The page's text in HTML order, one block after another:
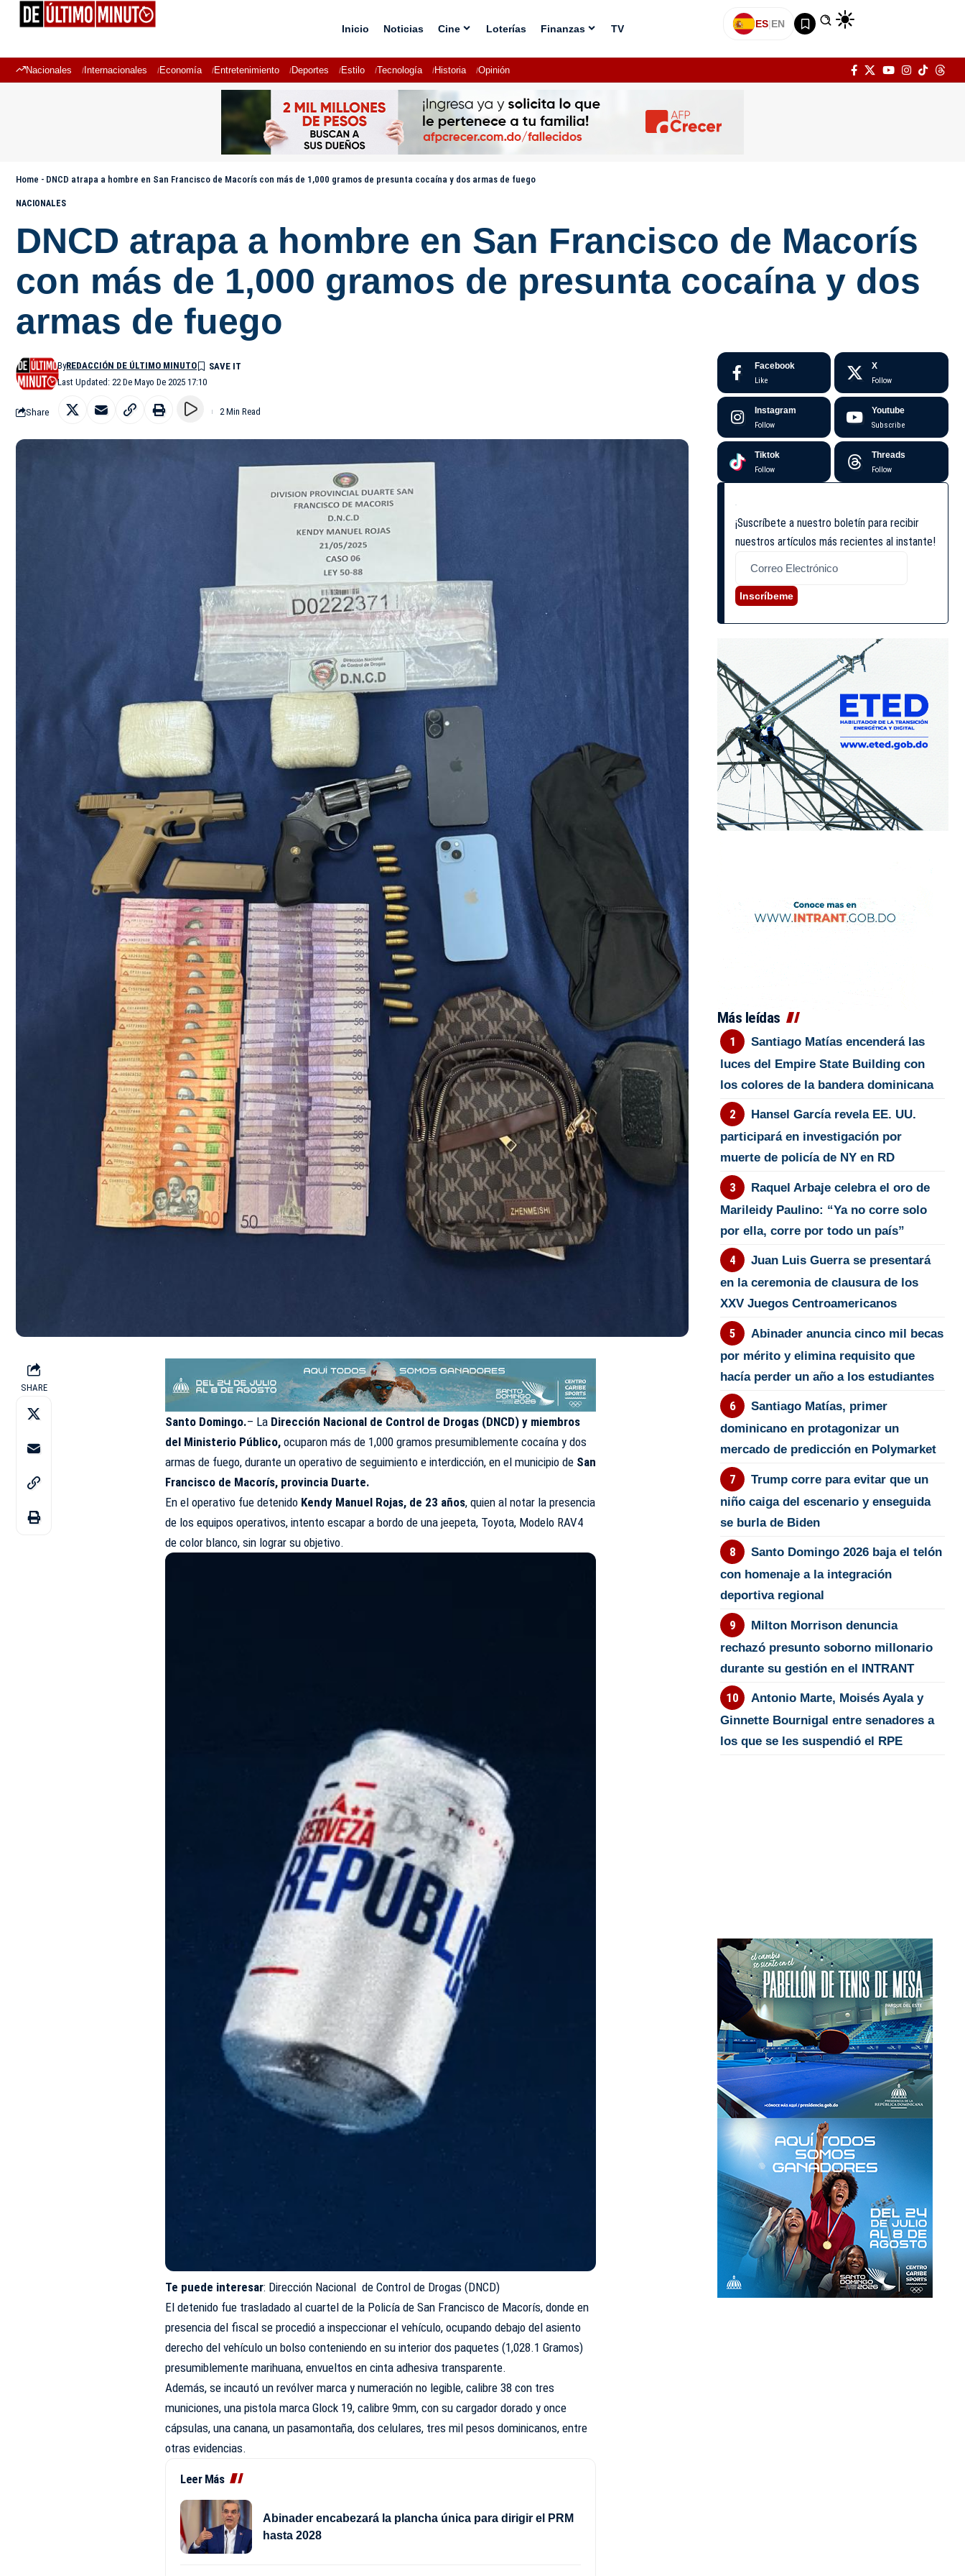
Inicio Noticias Cine Loterías Finanzas TV ES|EN
Nacionales Internacionales Economía Entretenimiento Deportes Estilo Tecnología Historia Opinión
Home - DNCD atrapa a hombre en San Francisco de Macorís con más de 1,000 gramos de presunta cocaína y dos armas de fuego
NACIONALES
DNCD atrapa a hombre en San Francisco de Macorís
con más de 1,000 gramos de presunta cocaína y dos
armas de fuego
Last Updated: 22 De Mayo De 2025 17:10
ByREDACCIÓN DE ÚLTIMO MINUTO
Share 2 Min Read
SHARE
Santo Domingo.– La Dirección Nacional de Control de Drogas (DNCD) y miembros
del Ministerio Público, ocuparon más de 1,000 gramos presumiblemente cocaína y dos
armas de fuego, durante un operativo de seguimiento e interdicción, en el municipio de San
Francisco de Macorís, provincia Duarte.
En el operativo fue detenido Kendy Manuel Rojas, de 23 años, quien al notar la presencia
de los equipos operativos, intento escapar a bordo de una jeepeta, Toyota, Modelo RAV4
de color blanco, sin lograr su objetivo.
Te puede interesar: Dirección Nacional de Control de Drogas (DNCD)
El detenido fue trasladado al cuartel de la Policía de San Francisco de Macorís, donde en
presencia del fiscal se procedió a inspeccionar el vehículo, ocupando debajo del asiento
derecho del vehículo un bolso conteniendo en su interior dos paquetes (1,028.1 Gramos)
presumiblemente marihuana, envueltos en cinta adhesiva transparente.
Además, se incautó un revólver marca y numeración no legible, calibre 38 con tres
municiones, una pistola marca Glock 19, calibre 9mm, con su cargador dorado y once
cápsulas, una canana, un pasamontaña, dos celulares, tres mil pesos dominicanos, entre
otras evidencias.
Leer Más
Abinader encabezará la plancha única para dirigir el PRM
hasta 2028
Facebook
Like
X
Follow
Instagram
Follow
Youtube
Subscribe
Tiktok
Follow
Threads
Follow
¡Suscríbete a nuestro boletín para recibir
nuestros artículos más recientes al instante!
Inscríbeme
Más leídas
Santiago Matías encenderá las
luces del Empire State Building con
los colores de la bandera dominicana
Hansel García revela EE. UU.
participará en investigación por
muerte de policía de NY en RD
Raquel Arbaje celebra el oro de
Marileidy Paulino: “Ya no corre solo
por ella, corre por todo un país”
Juan Luis Guerra se presentará
en la ceremonia de clausura de los
XXV Juegos Centroamericanos
Abinader anuncia cinco mil becas
por mérito y elimina requisito que
hacía perder un año a los estudiantes
Santiago Matías, primer
dominicano en protagonizar un
mercado de predicción en Polymarket
Trump corre para evitar que un
niño caiga del escenario y enseguida
se burla de Biden
Santo Domingo 2026 baja el telón
con homenaje a la integración
deportiva regional
Milton Morrison denuncia
rechazó presunto soborno millonario
durante su gestión en el INTRANT
Antonio Marte, Moisés Ayala y
Ginnette Bournigal entre senadores a
los que se les suspendió el RPE